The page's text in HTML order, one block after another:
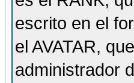
escrito en el
el AVATAR,
administrador